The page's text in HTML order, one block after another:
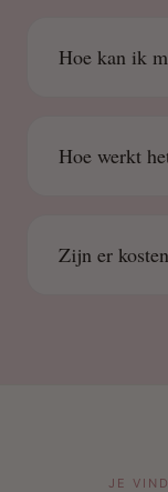
Hoe kan ik
Hoe werkt
Zijn er
JE